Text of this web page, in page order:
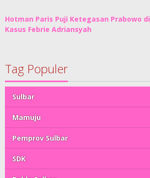
Hotman Paris Puji Ketegasan Prabowo di
Kasus Febrie Adriansyah
Tag Populer
Sulbar
Mamuju
Pemprov Sulbar
SDK